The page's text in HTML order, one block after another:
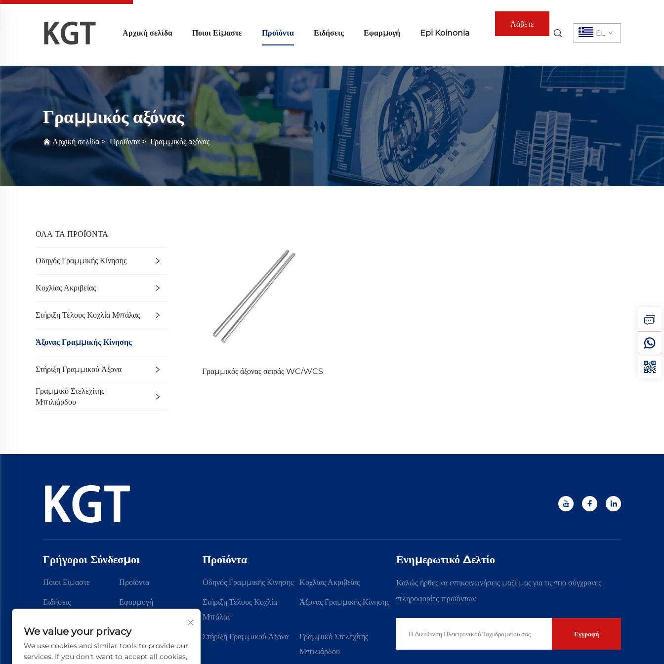
Αρχική σελίδα Ποιοι Είμαστε Προϊόντα Ειδήσεις Εφαρμογή Epi Koinonia
Λάβετε
EL
Γραμμικός αξόνας
Αρχική σελίδα >Προϊόντα>Γραμμικός αξόνας
ΟΛΑ ΤΑ ΠΡΟΪΟΝΤΑ
Οδηγός Γραμμικής Κίνησης
Κοχλίας Ακριβείας
Στήριξη Τέλους Κοχλία Μπάλας
Άξονας Γραμμικής Κίνησης
Στήριξη Γραμμικού Άξονα
Γραμμικό Στελεχίτης
Μπιλιάρδου
Γραμμικός άξονας σειράς WC/WCS
Γρήγοροι Σύνδεσμοι
Ποιοι Είμαστε Προϊόντα
Ειδήσεις Εφαρμογή
Προϊόντα
Οδηγός Γραμμικής Κίνησης Κοχλίας Ακριβείας
Στήριξη Τέλους Κοχλία
Μπάλας
Άξονας Γραμμικής Κίνησης
Στήριξη Γραμμικού Άξονα
Γραμμικό Στελεχίτης
Μπιλιάρδου
Ενημερωτικό Δελτίο
Καλώς ήρθες να επικοινωνήσεις μαζί μας για τις πιο σύγχρονες
πληροφορίες προϊόντων
Εγγραφή
We value your privacy
We use cookies and similar tools to provide our
services. If you don't want to accept all cookies,